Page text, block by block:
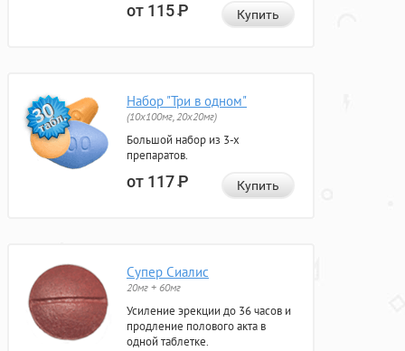
от 115Р Купить
Набор "Три в одном"
(10x100мг, 20x20мг)
Большой набор из 3-х
препаратов.
от 117Р Купить
Супер Сиалис
20мг + 60мг
Усиление эрекции до 36 часов и
продление полового акта в
одной таблетке.